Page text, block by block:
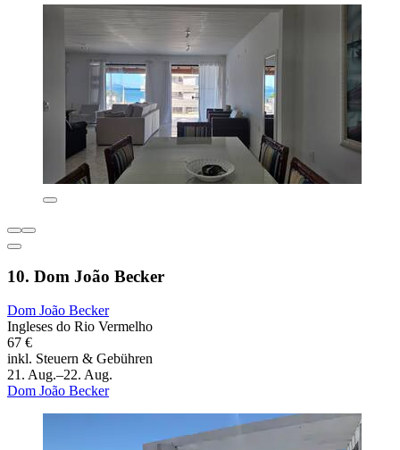
10. Dom João Becker
Dom João Becker
Ingleses do Rio Vermelho
67 €
inkl. Steuern & Gebühren
21. Aug.–22. Aug.
Dom João Becker